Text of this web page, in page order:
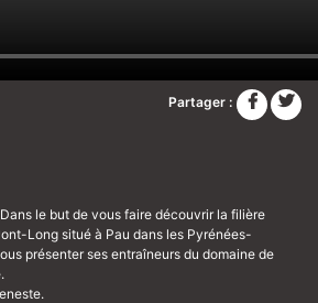
Partager :
Dans le but de vous faire découvrir la filière
Long situé à Pau dans les Pyrénées-
présenter ses entraîneurs du domaine de